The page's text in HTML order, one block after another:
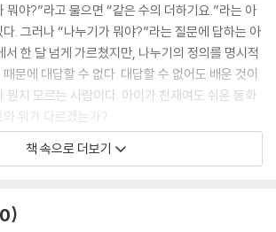
(＞,＜, ≥, ≤)
가장 중요한 기호
인가?
정식 풀기
푸는 순서
미지수가 들어간 부등식을 읽어라!
뭐야?”라고 물으면 “같은 수의 더하기요.”라는 아
. 그러나 “나누기가 뭐야?”라는 질문에 답하는 아
서 한 달 넘게 가르쳤지만, 나누기의 정의를 명시적
문에 대답할 수 없다. 대답할 수 없어도 배운 것이
뭔지 모르는 사람이다. 아이가 천재여도 쉬운 동화
뭐가 다르겠는가?
말로 할 수 없는 상태에서 나누기의 문장제 문제
다. 이것은 나눗셈을 하라고 하는 것이 아니라 나눗
제를 다 맞았다 해도 이것은 모두 찍어서 맞은 것
책 속으로 더보기